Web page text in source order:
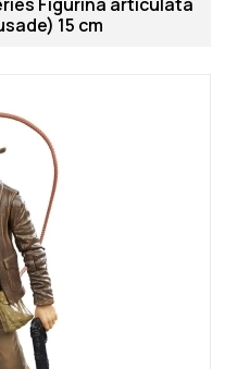
15 cm